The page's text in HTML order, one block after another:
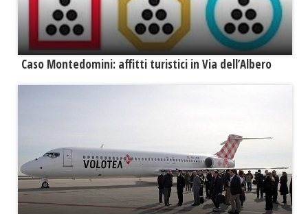
Caso Montedomini: affitti turistici in Via dell’Albero